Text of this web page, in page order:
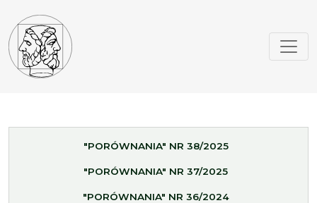
"PORÓWNANIA" NR 38/2025
"PORÓWNANIA" NR 37/2025
"PORÓWNANIA" NR 36/2024